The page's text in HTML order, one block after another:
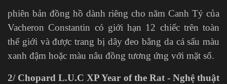
phiên bản đồng hồ dành riêng cho năm Canh Tý của
Vacheron Constantin có giới hạn 12 chiếc trên toàn
thế giới và được trang bị dây đeo bằng da cá sấu màu
xanh đậm hoặc màu nâu đồng tương ứng với mặt số.
2/ Chopard L.U.C XP Year of the Rat - Nghệ thuật